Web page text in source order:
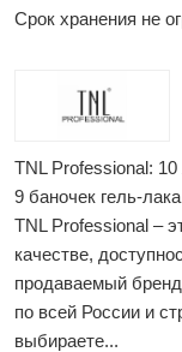
Срок хранения не
TNL Professional:
9 баночек гель-
TNL Professional –
качестве,
продаваемый
по всей России и
выбираете...